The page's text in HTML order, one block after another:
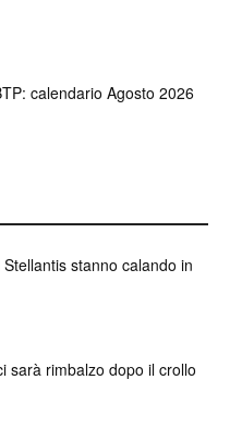
calendario Agosto 2026
stanno calando in
sarà rimbalzo dopo il crollo